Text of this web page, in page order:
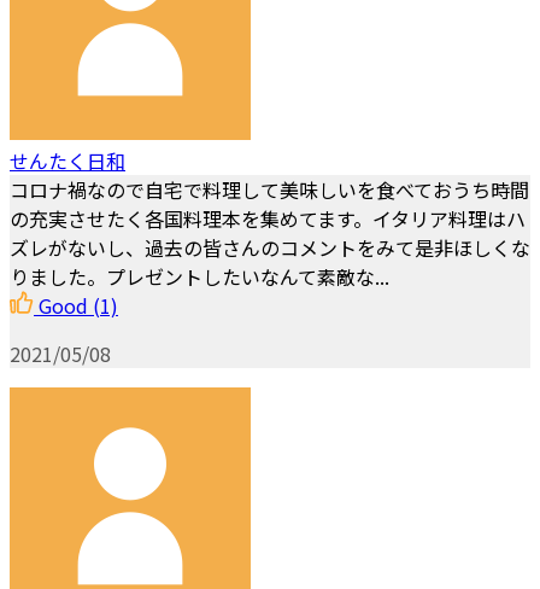
せんたく日和
コロナ禍なので自宅で料理して美味しいを食べておうち時間
の充実させたく各国料理本を集めてます。イタリア料理はハ
ズレがないし、過去の皆さんのコメントをみて是非ほしくな
りました。プレゼントしたいなんて素敵な...
Good (1)
2021/05/08